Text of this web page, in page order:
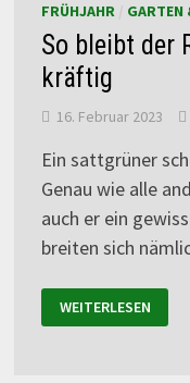
FRÜHJAHR GARTEN
So bleibt der
kräftig
16. Februar 2023
Ein sattgrüner
Genau wie alle
auch er ein
breiten sich
WEITERLESEN